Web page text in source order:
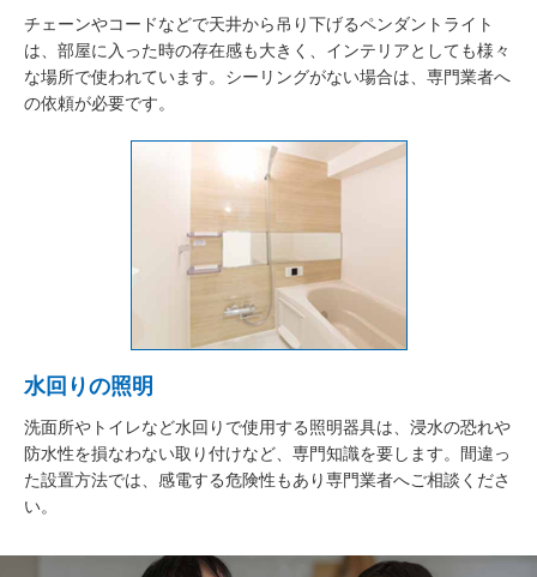
チェーンやコードなどで天井から吊り下げるペンダントライト
は、部屋に入った時の存在感も大きく、インテリアとしても様々
な場所で使われています。シーリングがない場合は、専門業者へ
の依頼が必要です。
水回りの照明
洗面所やトイレなど水回りで使用する照明器具は、浸水の恐れや
防水性を損なわない取り付けなど、専門知識を要します。間違っ
た設置方法では、感電する危険性もあり専門業者へご相談くださ
い。